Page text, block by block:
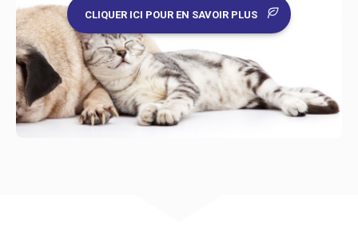
CLIQUER ICI POUR EN SAVOIR PLUS